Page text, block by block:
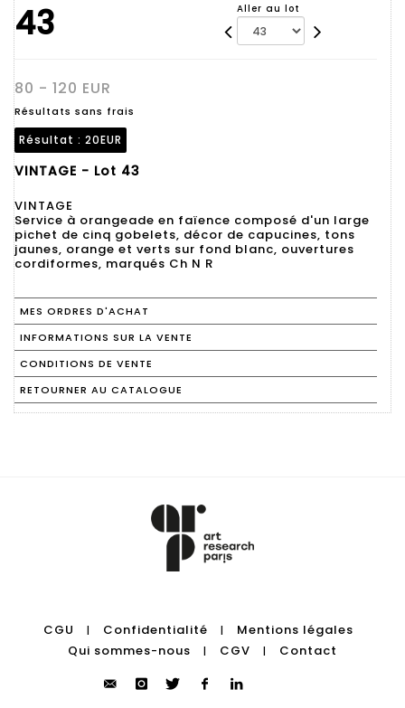
43 Aller au lot
80 - 120 EUR
Résultats sans frais
Résultat : 20EUR
VINTAGE - Lot 43
VINTAGE
Service à orangeade en faïence composé d'un large
pichet de cinq gobelets, décor de capucines, tons
jaunes, orange et verts sur fond blanc, ouvertures
cordiformes, marqués Ch N R
MES ORDRES D'ACHAT
INFORMATIONS SUR LA VENTE
CONDITIONS DE VENTE
RETOURNER AU CATALOGUE
CGU | Confidentialité |
Mentions légales
Qui sommes-nous
| CGV | Contact